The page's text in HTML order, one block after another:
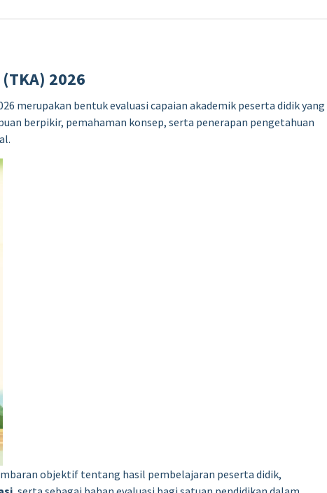
2026
merupakan bentuk evaluasi capaian akademik peserta didik yang
berpikir, pemahaman konsep, serta penerapan pengetahuan
objektif tentang hasil pembelajaran peserta didik,